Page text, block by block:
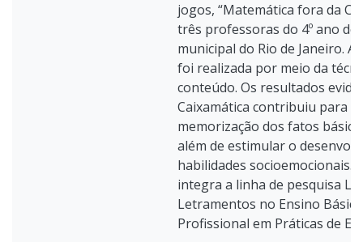
jogos, “Matemática fora da
três professoras do 4º ano de
municipal do Rio de Janeiro. A
foi realizada por meio da
conteúdo. Os resultados
Caixamática contribuiu para
memorização dos fatos
além de estimular o
habilidades socioemocionais.
integra a linha de pesquisa
Letramentos no Ensino
Profissional em Práticas de